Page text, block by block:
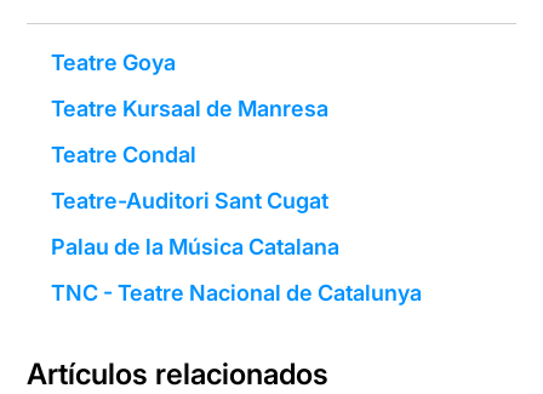
Teatre Goya
Teatre Kursaal de Manresa
Teatre Condal
Teatre-Auditori Sant Cugat
Palau de la Música Catalana
TNC - Teatre Nacional de Catalunya
Artículos relacionados